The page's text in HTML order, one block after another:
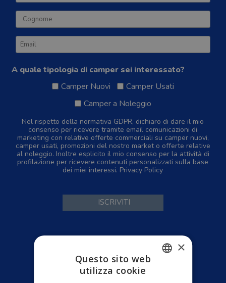
A quale tipologia di camper sei interessato?
Camper Nuovi
Camper Usati
Camper a Noleggio
Nel rispetto della normativa GDPR, dichiaro di dare il mio
consenso per ricevere tramite email comunicazioni di
marketing con relative offerte commerciali su camper nuovi,
camper usati, promozioni del nostro market o offerte relative
al noleggio. Inoltre esplicito il mio consenso per la attività di
profilazione per ricevere contenuti personalizzati sulla base
dei miei interessi. Privacy Policy
Camper Nuovi
Camper Usati
×
Questo sito web
utilizza cookie